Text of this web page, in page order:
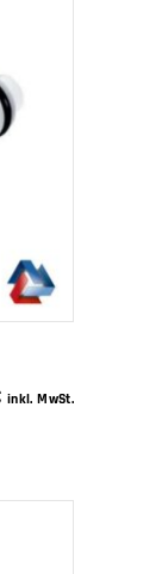
inkl. MwSt.